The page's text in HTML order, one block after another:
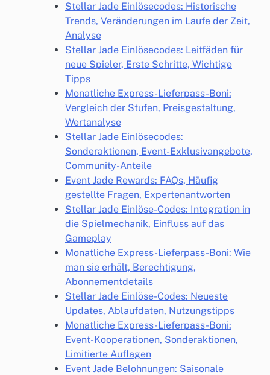
Stellar Jade Einlösecodes: Historische
Trends, Veränderungen im Laufe der Zeit,
Analyse
Stellar Jade Einlösecodes: Leitfäden für
neue Spieler, Erste Schritte, Wichtige
Tipps
Monatliche Express-Lieferpass-Boni:
Vergleich der Stufen, Preisgestaltung,
Wertanalyse
Stellar Jade Einlösecodes:
Sonderaktionen, Event-Exklusivangebote,
Community-Anteile
Event Jade Rewards: FAQs, Häufig
gestellte Fragen, Expertenantworten
Stellar Jade Einlöse-Codes: Integration in
die Spielmechanik, Einfluss auf das
Gameplay
Monatliche Express-Lieferpass-Boni: Wie
man sie erhält, Berechtigung,
Abonnementdetails
Stellar Jade Einlöse-Codes: Neueste
Updates, Ablaufdaten, Nutzungstipps
Monatliche Express-Lieferpass-Boni:
Event-Kooperationen, Sonderaktionen,
Limitierte Auflagen
Event Jade Belohnungen: Saisonale